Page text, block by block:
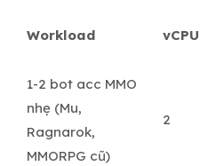
Workload vCPU
1-2 bot acc MMO
nhẹ (Mu,
Ragnarok,
MMORPG cũ)
2